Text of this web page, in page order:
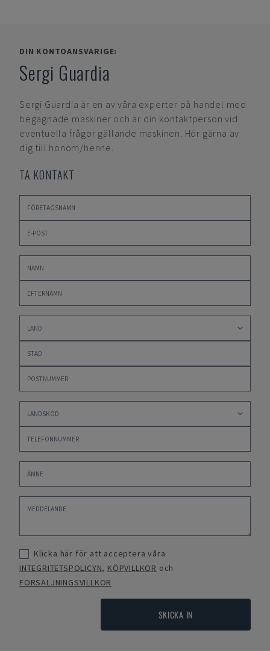
DIN KONTOANSVARIGE:
Sergi Guardia
Sergi Guardia är en av våra experter på handel med
begagnade maskiner och är din kontaktperson vid
eventuella frågor gällande maskinen. Hör gärna av
dig till honom/henne.
TA KONTAKT
Klicka här för att acceptera våra
INTEGRITETSPOLICYN, KÖPVILLKOR och
FÖRSÄLJNINGSVILLKOR
SKICKA IN